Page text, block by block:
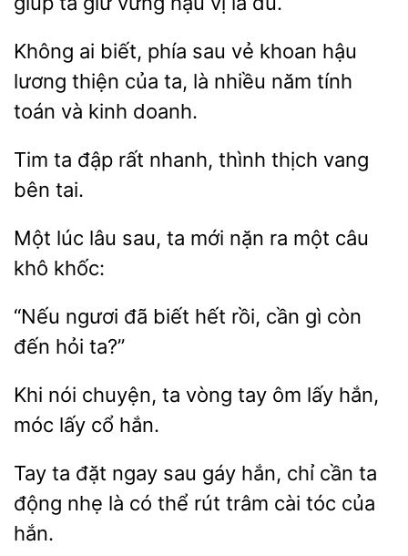
Không ai phía sau
khoan hậu
lương thiện của ta, là nhiều năm tính
toán và
doanh.
ta đập
nhanh, thình thịch vang
tai.
Một lâu ta mới nặn
một câu
khô khốc:
ngươi biết hết rồi, cần
còn
đến hỏi ta?”
nói chuyện,
vòng tay ôm lấy hắn,
lấy cổ hắn.
Tay ta
ngay sau gáy hắn, chỉ cần ta
động nhẹ là có thể
trâm cài
của
hắn.